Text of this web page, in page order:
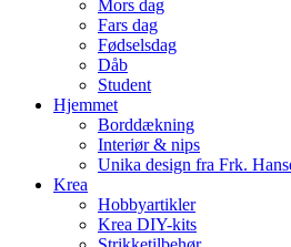
Mors dag
Fars dag
Fødselsdag
Dåb
Student
Hjemmet
Borddækning
Interiør & nips
Unika design fra Frk.
Krea
Hobbyartikler
Krea DIY-kits